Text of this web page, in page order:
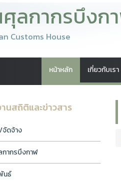
ลกากรบึงก
Customs House
หน้าหลัก เกี่ยวกับเรา
นสถิติและข่าวสาร
ดจ้าง
กากรบึงกาฬ
นธ์